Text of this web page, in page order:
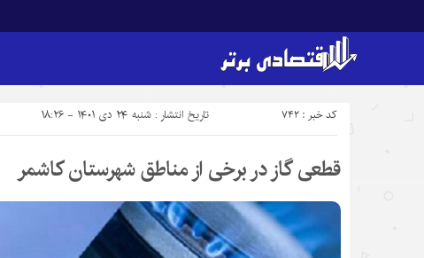
تاریخ انتشار : شنبه ۲۴ دی ۱۴۰۱ - ۱۸:۲۶ کد خبر : 742
قطعی گاز در برخی از مناطق شهرستان کاشمر